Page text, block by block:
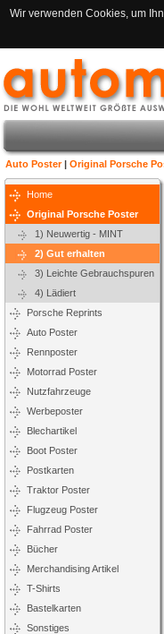
Wir verwenden Cookies, um
Auto Poster| Original Porsche
Home
Original Porsche Poster
1) Neuwertig - MINT
2) Gut erhalten
3) Leichte Gebrauchspuren
4) Lädiert
Porsche Reprints
Auto Poster
Rennposter
Motorrad Poster
Nutzfahrzeuge
Werbeposter
Blechartikel
Boot Poster
Postkarten
Traktor Poster
Flugzeug Poster
Fahrrad Poster
Bücher
Merchandising Artikel
T-Shirts
Bastelkarten
Sonstiges